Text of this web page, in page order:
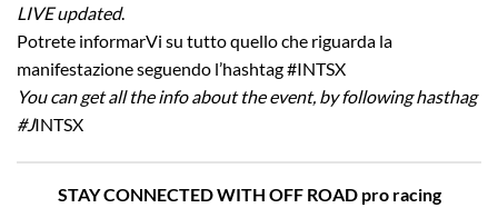
LIVE updated.
Potrete informarVi su tutto quello che riguarda la
manifestazione seguendo l’hashtag #INTSX
You can get all the info about the event, by following hasthag
#JINTSX
STAY CONNECTED WITH OFF ROAD pro racing